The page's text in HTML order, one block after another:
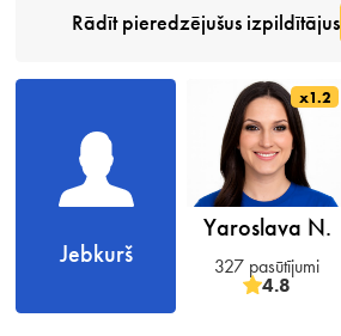
Rādīt pieredzējušus izpildītājus
Jebkurš
x1.2
Yaroslava N.
327 pasūtījumi
4.8